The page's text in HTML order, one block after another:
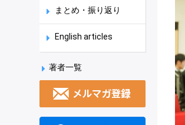
まとめ・振り返り
English articles
著者一覧